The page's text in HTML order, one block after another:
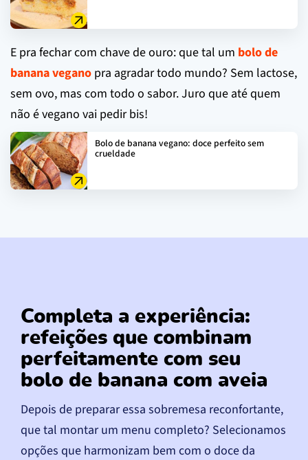
E pra fechar com chave de ouro: que tal um bolo de
banana vegano pra agradar todo mundo? Sem lactose,
sem ovo, mas com todo o sabor. Juro que até quem
não é vegano vai pedir bis!
Bolo de banana vegano: doce perfeito sem
crueldade
Completa a experiência:
refeições que combinam
perfeitamente com seu
bolo de banana com aveia
Depois de preparar essa sobremesa reconfortante,
que tal montar um menu completo? Selecionamos
opções que harmonizam bem com o doce da